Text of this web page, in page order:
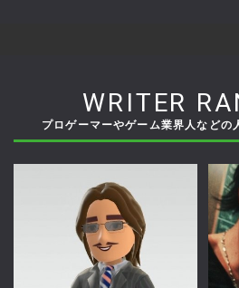
WRITER
プロゲーマーやゲーム業界人などの